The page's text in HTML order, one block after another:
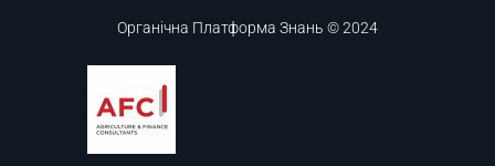
Органічна Платформа Знань © 2024